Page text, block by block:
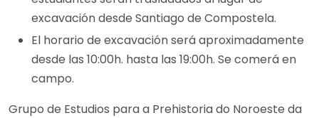
excavación desde Santiago de Compostela.
El horario de excavación será aproximadamente
desde las 10:00h. hasta las 19:00h. Se comerá en
campo.
Grupo de Estudios para a Prehistoria do Noroeste da